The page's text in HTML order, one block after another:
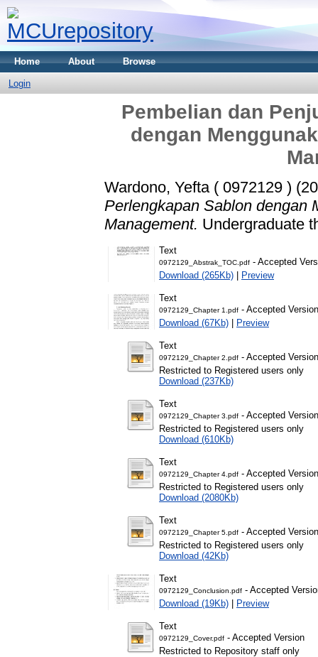
Home About Browse
Login
Pembelian dan
dengan
Wardono, Yefta ( 0972129 )
Perlengkapan Sablon dengan
Management. Undergraduate
Text
0972129_Abstrak_TOC.pdf - Accepted
Download (265Kb) | Preview
Text
0972129_Chapter 1.pdf - Accepted Version
Download (67Kb) | Preview
Text
0972129_Chapter 2.pdf - Accepted Version
Restricted to Registered users only
Download (237Kb)
Text
0972129_Chapter 3.pdf - Accepted Version
Restricted to Registered users only
Download (610Kb)
Text
0972129_Chapter 4.pdf - Accepted Version
Restricted to Registered users only
Download (2080Kb)
Text
0972129_Chapter 5.pdf - Accepted Version
Restricted to Registered users only
Download (42Kb)
Text
0972129_Conclusion.pdf - Accepted
Download (19Kb) | Preview
Text
0972129_Cover.pdf - Accepted Version
Restricted to Repository staff only